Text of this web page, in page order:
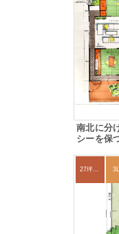
南北に分
シーを保